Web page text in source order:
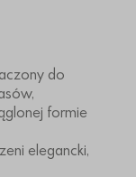
do
formie
elegancki,